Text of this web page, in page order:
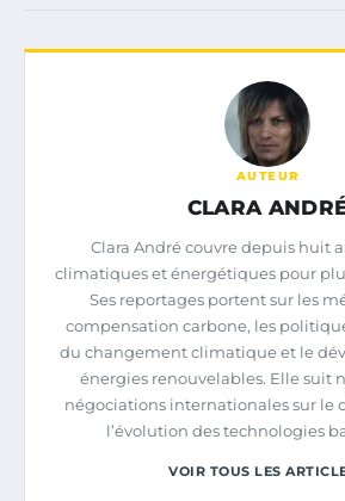
AUTEUR
CLARA
Clara André couvre depuis huit
climatiques et énergétiques pour
Ses reportages portent sur les
compensation carbone, les
du changement climatique et le
énergies renouvelables. Elle suit
négociations internationales sur le
l’évolution des technologies
VOIR TOUS LES